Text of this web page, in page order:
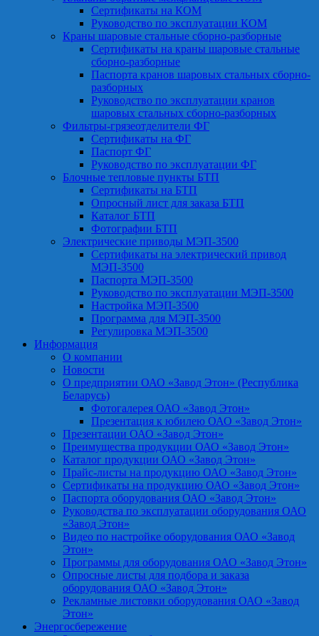
Сертификаты на КОМ
Руководство по эксплуатации КОМ
Краны шаровые стальные сборно-разборные
Сертификаты на краны шаровые стальные
сборно-разборные
Паспорта кранов шаровых стальных сборно-
разборных
Руководство по эксплуатации кранов
шаровых стальных сборно-разборных
Фильтры-грязеотделители ФГ
Сертификаты на ФГ
Паспорт ФГ
Руководство по эксплуатации ФГ
Блочные тепловые пункты БТП
Сертификаты на БТП
Опросный лист для заказа БТП
Каталог БТП
Фотографии БТП
Электрические приводы МЭП-3500
Сертификаты на электрический привод
МЭП-3500
Паспорта МЭП-3500
Руководство по эксплуатации МЭП-3500
Настройка МЭП-3500
Программа для МЭП-3500
Регулировка МЭП-3500
Информация
О компании
Новости
О предприятии ОАО «Завод Этон» (Республика
Беларусь)
Фотогалерея ОАО «Завод Этон»
Презентация к юбилею ОАО «Завод Этон»
Презентации ОАО «Завод Этон»
Преимущества продукции ОАО «Завод Этон»
Каталог продукции ОАО «Завод Этон»
Прайс-листы на продукцию ОАО «Завод Этон»
Сертификаты на продукцию ОАО «Завод Этон»
Паспорта оборудования ОАО «Завод Этон»
Руководства по эксплуатации оборудования ОАО
«Завод Этон»
Видео по настройке оборудования ОАО «Завод
Этон»
Программы для оборудования ОАО «Завод Этон»
Опросные листы для подбора и заказа
оборудования ОАО «Завод Этон»
Рекламные листовки оборудования ОАО «Завод
Этон»
Энергосбережение